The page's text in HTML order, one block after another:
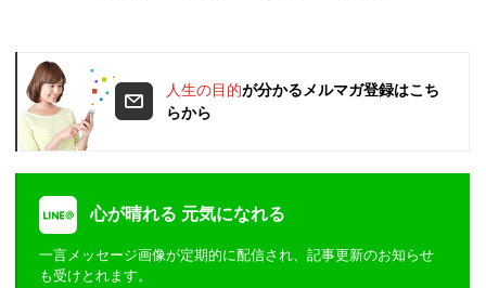
人生の目的が分かるメルマガ登録はこち
らから
心が晴れる 元気になれる
一言メッセージ画像が定期的に配信され、記事更新のお知らせ
も受けとれます。